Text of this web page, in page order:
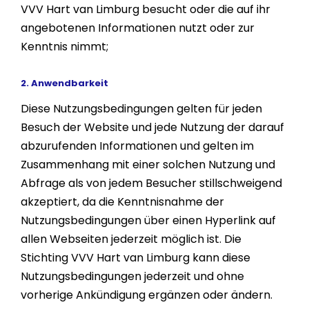
VVV Hart van Limburg besucht oder die auf ihr
angebotenen Informationen nutzt oder zur
Kenntnis nimmt;
2. Anwendbarkeit
Diese Nutzungsbedingungen gelten für jeden
Besuch der Website und jede Nutzung der darauf
abzurufenden Informationen und gelten im
Zusammenhang mit einer solchen Nutzung und
Abfrage als von jedem Besucher stillschweigend
akzeptiert, da die Kenntnisnahme der
Nutzungsbedingungen über einen Hyperlink auf
allen Webseiten jederzeit möglich ist. Die
Stichting VVV Hart van Limburg kann diese
Nutzungsbedingungen jederzeit und ohne
vorherige Ankündigung ergänzen oder ändern.